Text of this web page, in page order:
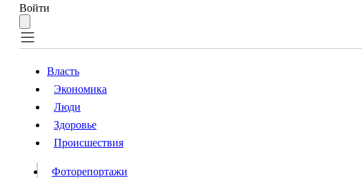
Войти
Власть
Происшествия
Видео
Власть
Экономика
Люди
Здоровье
Происшествия
Фоторепортажи